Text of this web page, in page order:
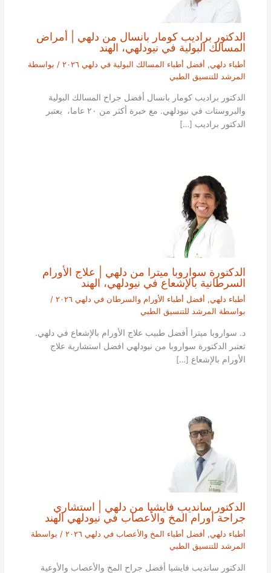
الدكتور براديب كومار بانسال من دلهي | أمراض
المسالك البولية في نيودلهي، الهند
أطباء دلهي, أفضل أطباء المسالك البولية في دلهي ٢٠٢٦
/ بواسطة
المرشد للتنسيق الطبي
الدكتور براديب كومار بانسال أفضل جراح المسالك البولية
والبروستات في نيودلهي. مع خبرة أكثر من ٢٠ عاما، يعتبر
الدكتور براديب […]
الدكتورة سواروبا ميترا من دلهي | علاج الأورام
السرطانية بالإشعاع في نيودلهي، الهند
أطباء دلهي, أفضل أطباء الأورام والسرطان في دلهي ٢٠٢٦
/
بواسطة المرشد للتنسيق الطبي
د. سواروبا ميترا أفضل طبيب علاج الأورام بالإشعاع في دلهي.
تعتبر الدكتورة سواروبا من نيودلهي افضل استشارية علاج
الأورام بالإشعاع […]
الدكتور سانديب فايشيا من دلهي | استشاري
جراحة أورام المخ والأعصاب في نيودلهي الهند
أطباء دلهي, أفضل أطباء المخ والأعصاب في دلهي ٢٠٢٦
/ بواسطة
المرشد للتنسيق الطبي
الدكتور سانديب فايشيا أفضل جراح المخ والأعصاب والأوعية